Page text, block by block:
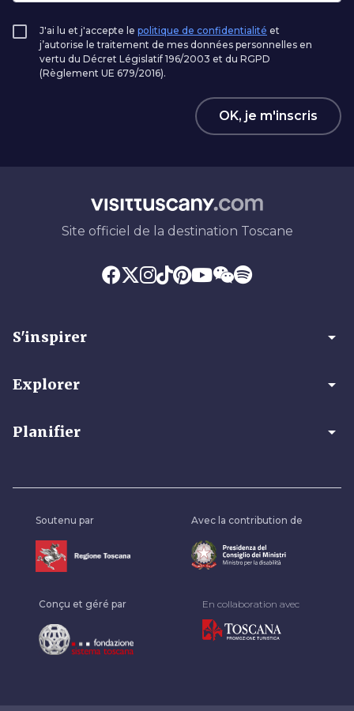
J'ai lu et j'accepte le politique de confidentialité et
j’autorise le traitement de mes données personnelles en
vertu du Décret Législatif 196/2003 et du RGPD
(Règlement UE 679/2016).
OK, je m'inscris
Site officiel de la destination Toscane
S'inspirer arrow_drop_down
Explorer arrow_drop_down
Planifier arrow_drop_down
Soutenu par Avec la contribution de
Conçu et géré par En collaboration avec